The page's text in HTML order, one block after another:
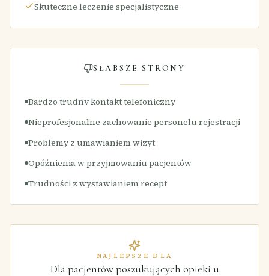
Skuteczne leczenie specjalistyczne
SŁABSZE STRONY
Bardzo trudny kontakt telefoniczny
Nieprofesjonalne zachowanie personelu rejestracji
Problemy z umawianiem wizyt
Opóźnienia w przyjmowaniu pacjentów
Trudności z wystawianiem recept
NAJLEPSZE DLA
Dla pacjentów poszukujących opieki u